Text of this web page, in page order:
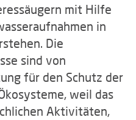
mit Hilfe
in
Die
sind von
für den Schutz der
weil das
Aktivitäten,